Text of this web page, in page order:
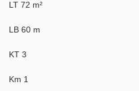
LT 72 m²
LB 60 m
KT 3
Km 1